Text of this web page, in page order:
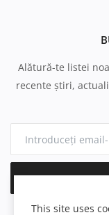
Alătură-te listei
recente știri,
This site uses